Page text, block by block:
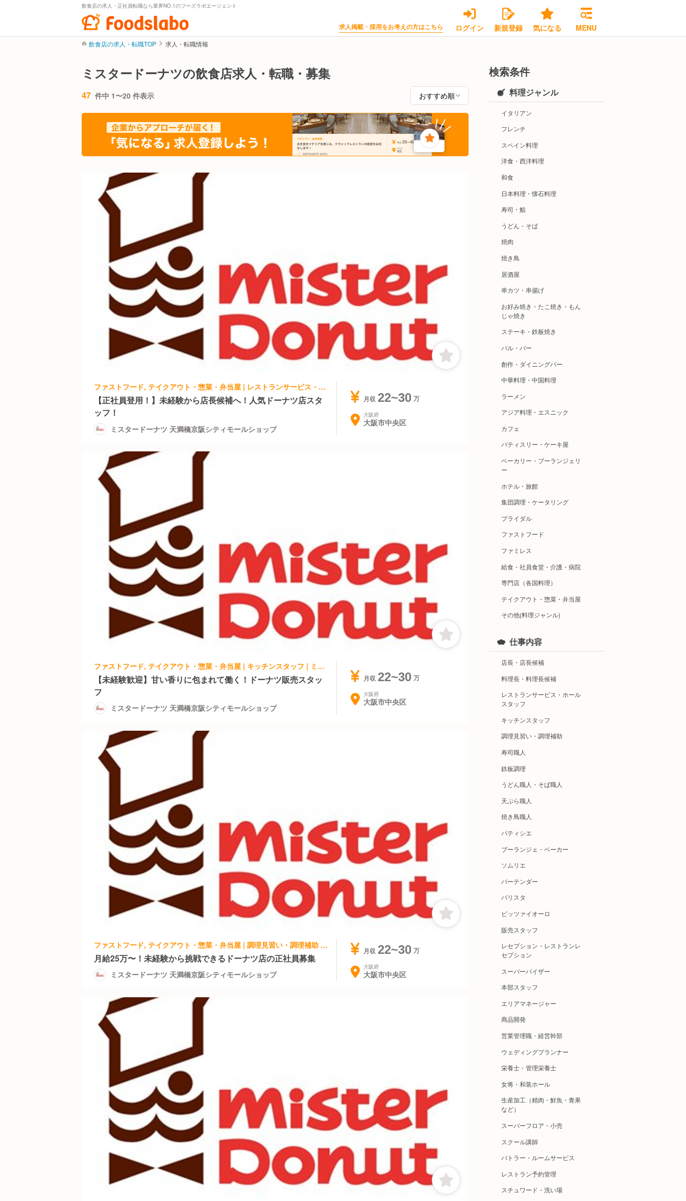
飲食店の求人・正社員転職なら業界NO.1のフーズラボエージェント
求人掲載・採用をお考えの方はこちら ログイン 新規登録 気になる MENU
飲食店の求人・転職TOP 求人・転職情報
ミスタードーナツの飲食店求人・転職・募集
47 件中 1〜20 件表示
ファストフード, テイクアウト・惣菜・弁当屋 | レストランサービス・ホールスタッフ | ミスタードーナツ 天満橋京阪シティモールショップ
【正社員登用！】未経験から店長候補へ！人気ドーナツ店スタ
ッフ！
ミスタードーナツ 天満橋京阪シティモールショップ
月収 22~30
大阪府
大阪市中央区
ファストフード, テイクアウト・惣菜・弁当屋 | キッチンスタッフ | ミスタードーナツ 天満橋京阪シティモールショップ
【未経験歓迎】甘い香りに包まれて働く！ドーナツ販売スタッ
フ
ミスタードーナツ 天満橋京阪シティモールショップ
月収 22~30
大阪府
大阪市中央区
ファストフード, テイクアウト・惣菜・弁当屋 | 調理見習い・調理補助 | ミスタードーナツ 天満橋京阪シティモールショップ
月給25万〜！未経験から挑戦できるドーナツ店の正社員募集
ミスタードーナツ 天満橋京阪シティモールショップ
月収 22~30
大阪府
大阪市中央区
検索条件
料理ジャンル
イタリアン
フレンチ
スペイン料理
洋食・西洋料理
和食
日本料理・懐石料理
寿司・鮨
うどん・そば
焼肉
焼き鳥
居酒屋
串カツ・串揚げ
お好み焼き・たこ焼き・もん
じゃ焼き
ステーキ・鉄板焼き
バル・バー
創作・ダイニングバー
中華料理・中国料理
ラーメン
アジア料理・エスニック
カフェ
パティスリー・ケーキ屋
ベーカリー・ブーランジェリ
ー
ホテル・旅館
集団調理・ケータリング
ブライダル
ファストフード
ファミレス
給食・社員食堂・介護・病院
専門店（各国料理）
テイクアウト・惣菜・弁当屋
その他(料理ジャンル)
仕事内容
店長・店長候補
料理長・料理長候補
レストランサービス・ホール
スタッフ
キッチンスタッフ
調理見習い・調理補助
寿司職人
鉄板調理
うどん職人・そば職人
天ぷら職人
焼き鳥職人
パティシエ
ブーランジェ・ベーカー
ソムリエ
バーテンダー
バリスタ
ピッツァイオーロ
販売スタッフ
レセプション・レストランレ
セプション
スーパーバイザー
本部スタッフ
エリアマネージャー
商品開発
営業管理職・経営幹部
ウェディングプランナー
栄養士・管理栄養士
女将・和装ホール
生産加工（精肉・鮮魚・青果
など）
スーパーフロア・小売
スクール講師
バトラー・ルームサービス
レストラン予約管理
スチュワード・洗い場